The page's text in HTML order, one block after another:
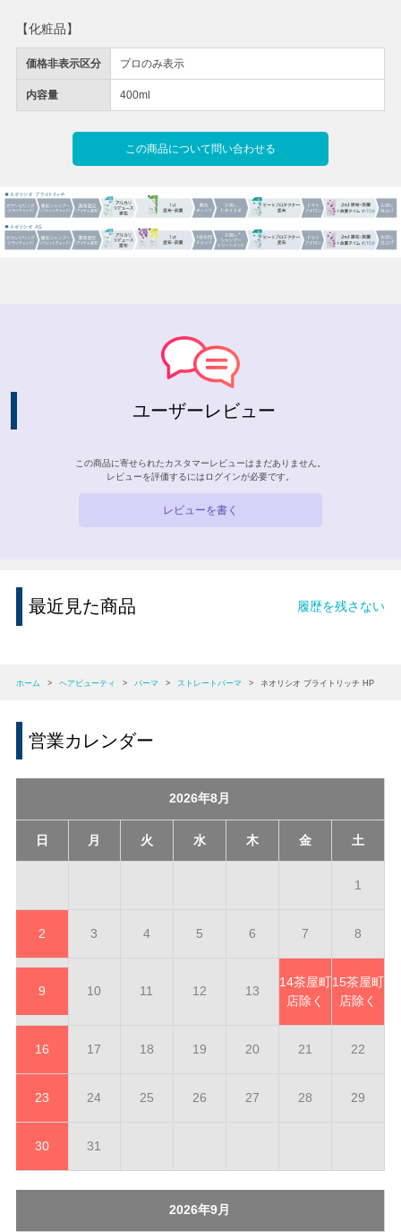
価格非表示区分 プロのみ表示
内容量 400ml
この商品について問い合わせる
【化粧品】
ユーザーレビュー
この商品に寄せられたカスタマーレビューはまだありません。
レビューを評価するには ログインが必要です。
レビューを書く
最近見た商品 履歴を残さない
ホーム > ヘアビューティ > パーマ > ストレートパーマ > ネオリシオ ブライトリッチ HP
営業カレンダー
2026年8月
日 月 火 水 木 金 土
1
2 3 4 5 6 7 8
9 10 11 12 13
14茶屋町
店除く
15茶屋町
店除く
16 17 18 19 20 21 22
23 24 25 26 27 28 29
30 31
2026年9月